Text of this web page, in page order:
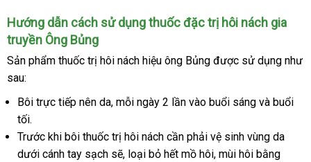
Thuốc
trị
hôi
nách
gia
Ông
Bủng
chữa
trị
Hướng dẫn cách sử dụng thuốc đặc trị hôi nách gia
truyền Ông Bủng
Sản phẩm thuốc trị hôi nách hiệu ông Bủng được sử dụng như
sau:
Bôi trực tiếp nên da, mỗi ngày 2 lần vào buổi sáng và buổi
tối.
Trước khi bôi thuốc trị hôi nách cần phải vệ sinh vùng da
dưới cánh tay sạch sẽ, loại bỏ hết mồ hôi, mùi hôi bằng